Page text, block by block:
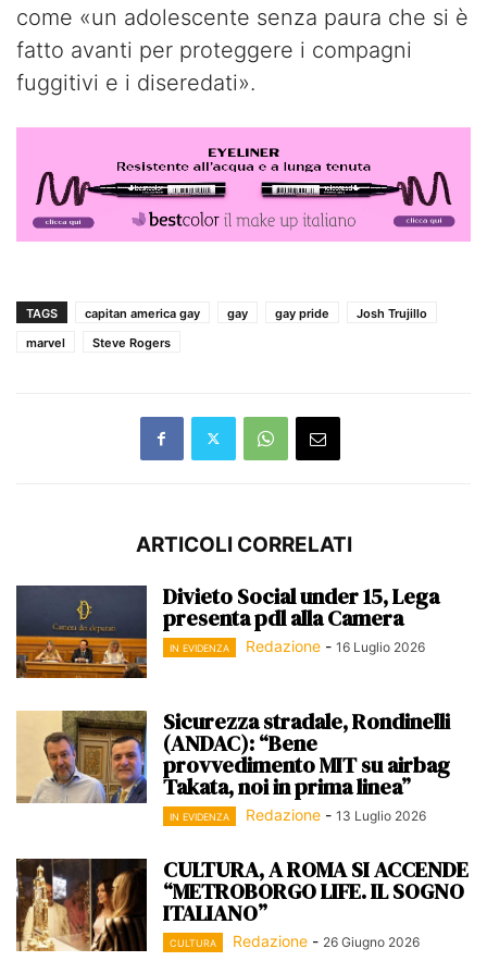
come «un adolescente senza paura che si è
fatto avanti per proteggere i compagni
fuggitivi e i diseredati».
TAGS capitan america gay gay gay pride
Josh Trujillo
marvel
Steve Rogers
ARTICOLI CORRELATI
Divieto Social under 15, Lega
presenta pdl alla Camera
IN EVIDENZA Redazione - 16 Luglio 2026
Sicurezza stradale, Rondinelli
(ANDAC): “Bene
provvedimento MIT su airbag
Takata, noi in prima linea”
IN EVIDENZA Redazione - 13 Luglio 2026
CULTURA, A ROMA SI ACCENDE
“METROBORGO LIFE. IL SOGNO
ITALIANO”
CULTURA Redazione - 26 Giugno 2026